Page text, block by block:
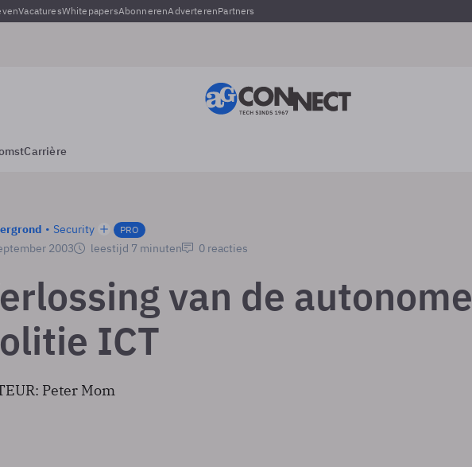
VacaturesWhitepapersAbonnerenAdverterenPartners
Carrière
Security PRO
2003 leestijd 7 minuten 0 reacties
van de autonome
ICT
Peter Mom